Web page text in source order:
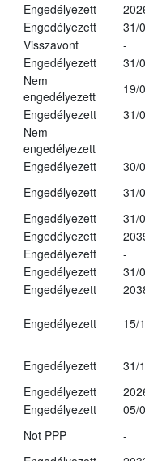
Engedélyezett
Engedélyezett
31/
Visszavont
-
Engedélyezett
31/
Nem
engedélyezett
19/
Engedélyezett
31/
Nem
engedélyezett
Engedélyezett
30/
Engedélyezett
31/
Engedélyezett
31/
Engedélyezett
Engedélyezett
-
Engedélyezett
31/
Engedélyezett
Engedélyezett 15/
Engedélyezett
31/
Engedélyezett
Engedélyezett
05/
Not PPP
-